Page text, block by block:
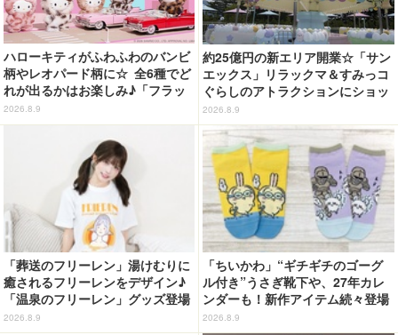
ハローキティがふわふわのバンビ
柄やレオパード柄に☆ 全6種でど
れが出るかはお楽しみ♪「フラッ
フィーハローキティチャーム」第
2弾登場【8月20日～】
2026.8.9
約25億円の新エリア開業☆「サン
エックス」リラックマ＆すみっコ
ぐらしのアトラクションにショッ
プ、レストランも！「富士急ハイ
ランド」内【レポート】
2026.8.9
「葬送のフリーレン」湯けむりに
癒されるフリーレンをデザイン♪
「温泉のフリーレン」グッズ登場
2026.8.9
「ちいかわ」“ギチギチのゴーグ
ル付き”うさぎ靴下や、27年カレ
ンダーも！新作アイテム続々登場
2026.8.9